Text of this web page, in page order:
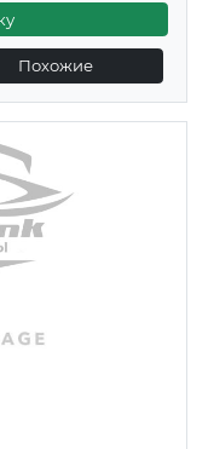
Похожие